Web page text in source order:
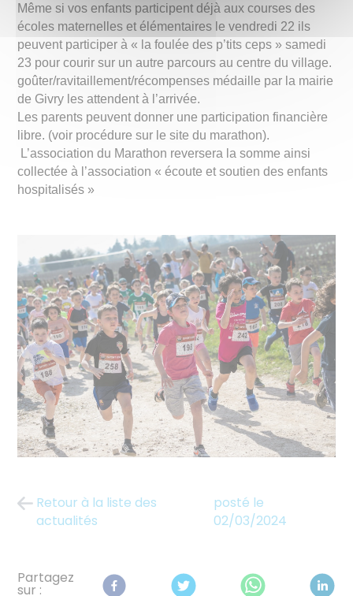
Même si vos enfants participent déjà aux courses des
écoles maternelles et élémentaires le vendredi 22 ils
peuvent participer à « la foulée des p’tits ceps » samedi
23 pour courir sur un autre parcours au centre du village.
goûter/ravitaillement/récompenses médaille par la mairie
de Givry les attendent à l’arrivée.
Les parents peuvent donner une participation financière
libre. (voir procédure sur le site du marathon).
L’association du Marathon reversera la somme ainsi
collectée à l’association « écoute et soutien des enfants
hospitalisés »
Retour à la liste des
actualités
posté le
02/03/2024
Partagez
sur :